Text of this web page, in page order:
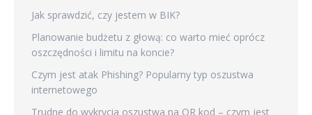
Jak sprawdzić, czy jestem w BIK?
Planowanie budżetu z głową: co warto mieć oprócz
oszczędności i limitu na koncie?
Czym jest atak Phishing? Popularny typ oszustwa
internetowego
Trudne do wykrycia oszustwa na QR kod – czym jest